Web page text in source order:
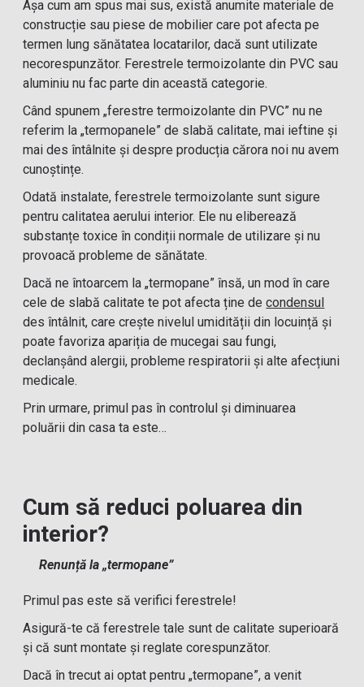
Așa cum am spus mai sus, există anumite materiale de
construcție sau piese de mobilier care pot afecta pe
termen lung sănătatea locatarilor, dacă sunt utilizate
necorespunzător. Ferestrele termoizolante din PVC sau
aluminiu nu fac parte din această categorie.
Când spunem „ferestre termoizolante din PVC” nu ne
referim la „termopanele” de slabă calitate, mai ieftine și
mai des întâlnite și despre producția cărora noi nu avem
cunoștințe.
Odată instalate, ferestrele termoizolante sunt sigure
pentru calitatea aerului interior. Ele nu eliberează
substanțe toxice în condiții normale de utilizare și nu
provoacă probleme de sănătate.
Dacă ne întoarcem la „termopane” însă, un mod în care
cele de slabă calitate te pot afecta ține decondensul
des întâlnit, care crește nivelul umidității din locuință și
poate favoriza apariția de mucegai sau fungi,
declanșând alergii, probleme respiratorii și alte afecțiuni
medicale.
Prin urmare, primul pas în controlul și diminuarea
poluării din casa ta este…
Cum să reduci poluarea din
interior?
Renunță la „termopane”
Primul pas este să verifici ferestrele!
Asigură-te că ferestrele tale sunt de calitate superioară
și că sunt montate și reglate corespunzător.
Dacă în trecut ai optat pentru „termopane”, a venit